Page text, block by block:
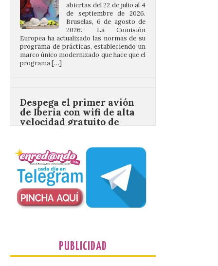
2026.- La Comisión
Europea ha actualizado las normas de su
programa de prácticas, estableciendo un
marco único modernizado que hace que el
programa […]
velocidad gratuito de
Starlink
6 Ago 2026
Iberia se convierte en la
primera aerolínea
española en ofrecer wifi a
bordo de Starlink, la
constelación de satélites
más avanzada del mundo, desarrollada
por SpaceX. La incorporación de esta
PUBLICIDAD